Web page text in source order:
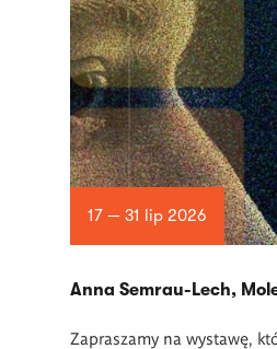
17 — 31 lip 2026
Anna Semrau-Lech,
Zapraszamy na wystawę,